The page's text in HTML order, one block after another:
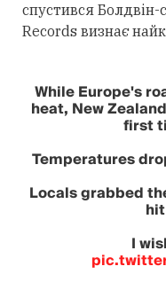
спустився Болдвін-
Records визнає
While Europe's
heat, New
first
Temperatures
Locals grabbed
I